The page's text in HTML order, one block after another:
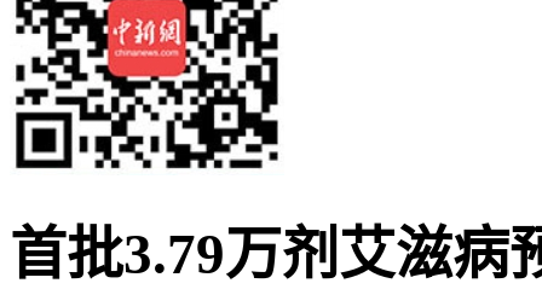
首批3.79万剂艾滋病